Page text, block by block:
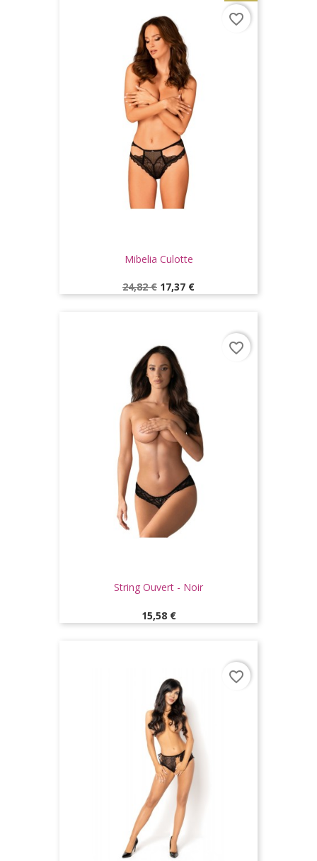
Mibelia Culotte
Prix
de
24,82 € Prix
17,37 €
favorite_border
String Ouvert - Noir
Prix
15,58 €
favorite_border
favorite_border